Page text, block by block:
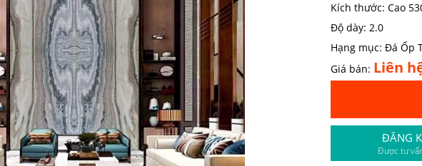
Kích thước: Cao
Độ dày: 2.0
Hạng mục: Đá Ốp
Giá bán: Liên
ĐĂNG
Được tư